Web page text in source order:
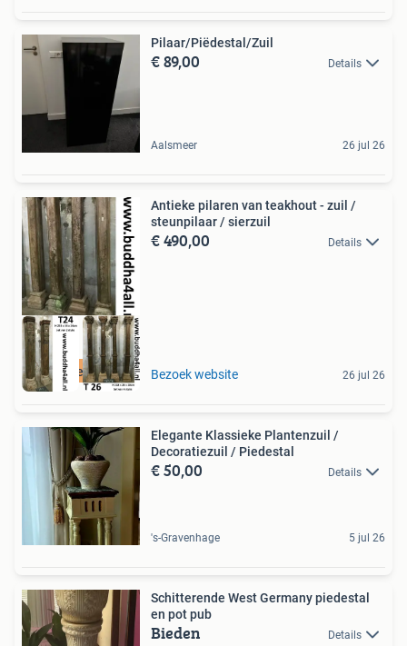
Pilaar/Piëdestal/Zuil
€ 89,00 Details
Aalsmeer 26 jul 26
authentiek
Antieke pilaren van teakhout - zuil /
steunpilaar / sierzuil
€ 490,00 Details
Bezoek website 26 jul 26
Elegante Klassieke Plantenzuil /
Decoratiezuil / Piedestal
€ 50,00 Details
's-Gravenhage 5 jul 26
Schitterende West Germany piedestal
en pot pub
Bieden Details